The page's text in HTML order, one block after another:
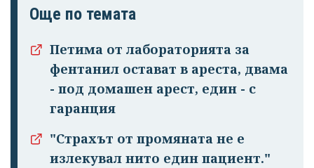
Още по темата
Петима от лабораторията за
фентанил остават в ареста, двама
- под домашен арест, един - с
гаранция
"Страхът от промяната не е
излекувал нито един пациент."